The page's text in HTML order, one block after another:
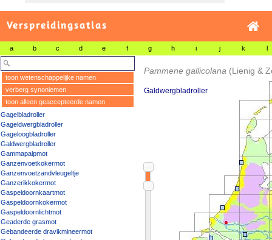
Verspreidingsatlas
a b c d e f g h i j k l
toon wetenschappelijke namen
verberg synoniemen
toon alleen geaccepteerde namen
Gagelbladroller
Gageldwergbladroller
Gageloogbladroller
Galdwergbladroller
Gammapalpmot
Ganzenvoetkokermot
Ganzenvoetzandvleugeltje
Ganzerikkokermot
Gaspeldoornkaartmot
Gaspeldoornkokermot
Gaspeldoornlichtmot
Geaderde grasmot
Gebandeerde dravikmineermot
Pammene gallicolana (Lienig &
Galdwergbladroller